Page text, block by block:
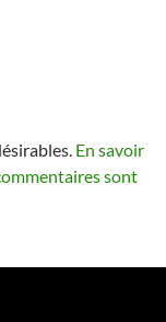
En savoir
sont